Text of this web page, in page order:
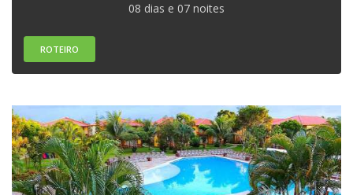
08 dias e 07 noites
ROTEIRO